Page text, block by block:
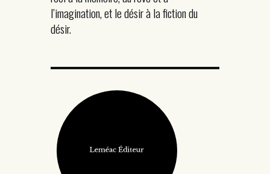
l’imagination, et le désir à la fiction du
désir.